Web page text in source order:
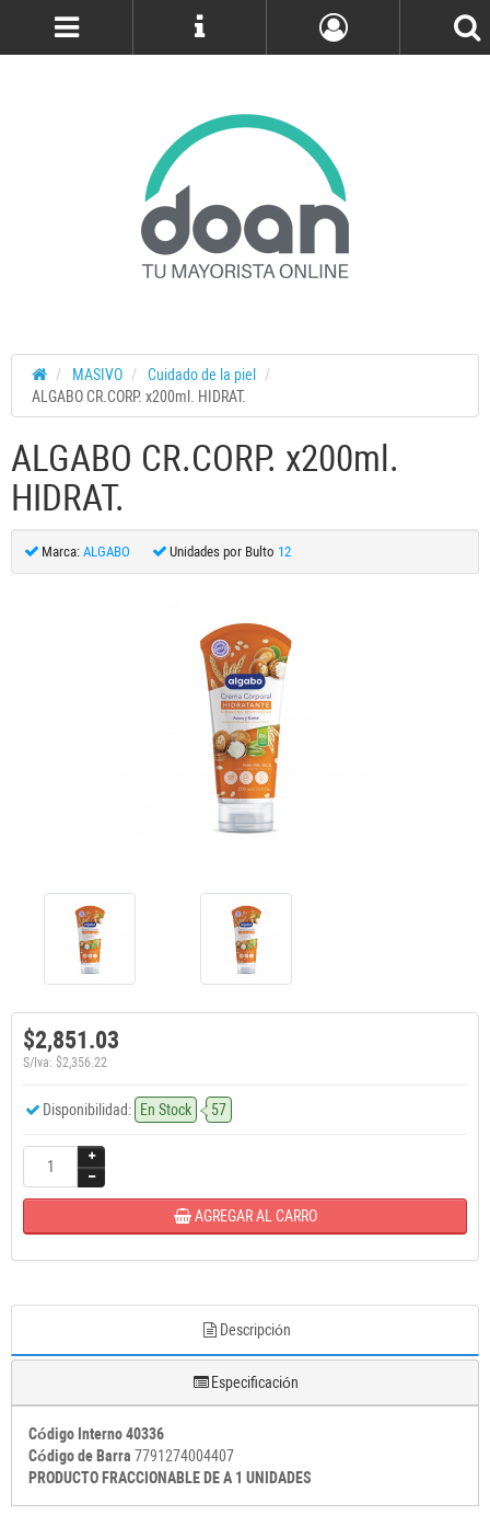
MASIVO
Cuidado de la piel
ALGABO CR.CORP. x200ml. HIDRAT.
ALGABO CR.CORP. x200ml.
HIDRAT.
Marca: ALGABO Unidades por Bulto 12
$2,851.03
S/Iva: $2,356.22
Disponibilidad: En Stock 57
AGREGAR AL CARRO
Descripción
Especificación
Código Interno 40336
Código de Barra 7791274004407
PRODUCTO FRACCIONABLE DE A 1 UNIDADES